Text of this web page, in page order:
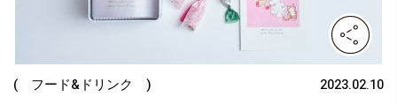
( フード&ドリンク ) 2023.02.10